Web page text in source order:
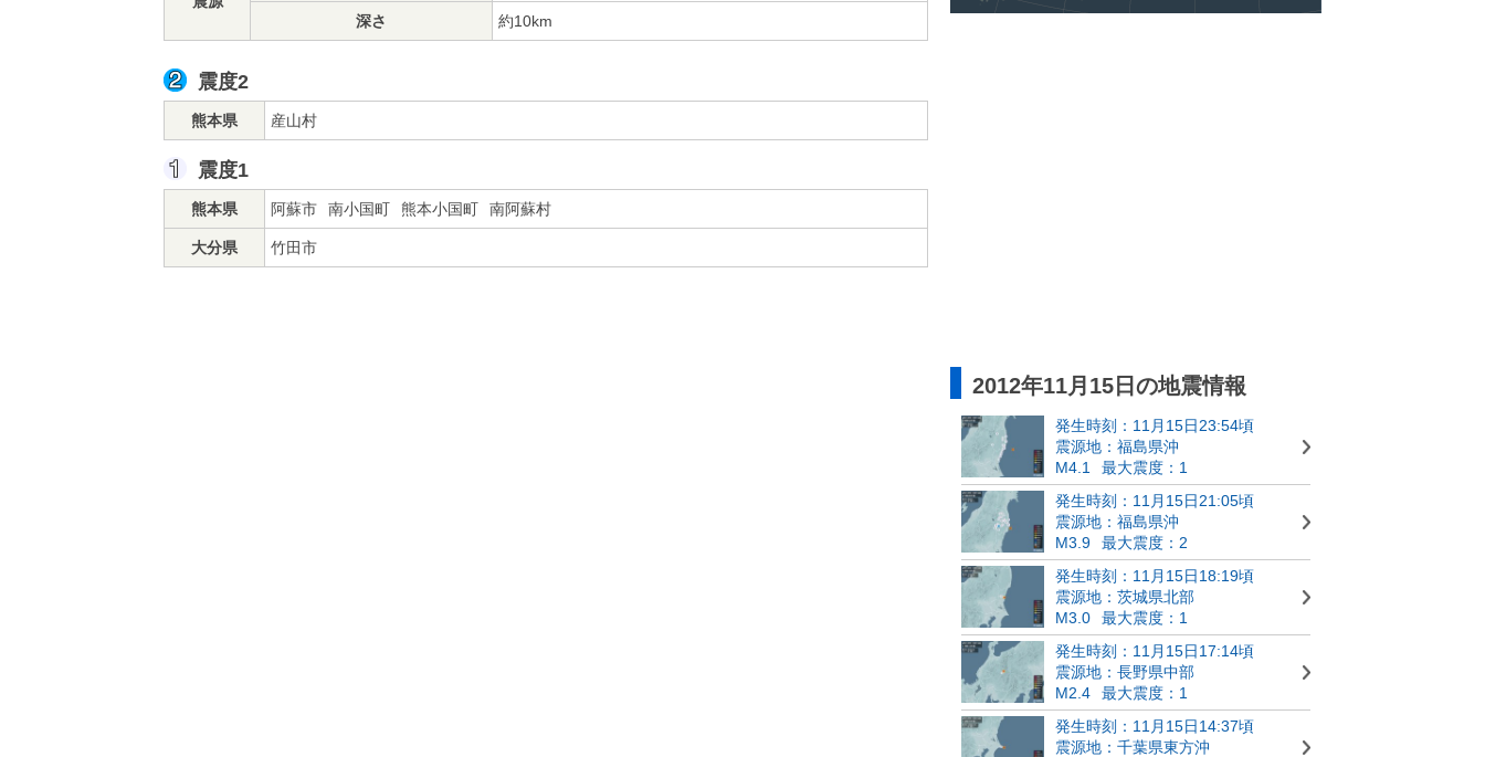
深さ
約10km
震度2
熊本県 産山村
震度1
熊本県 阿蘇市 南小国町 熊本小国町 南阿蘇村
大分県 竹田市
2012年11月15日の地震情報
発生時刻：11月15日23:54頃
震源地：福島県沖
M4.1
最大震度：1
発生時刻：11月15日21:05頃
震源地：福島県沖
M3.9
最大震度：2
発生時刻：11月15日18:19頃
震源地：茨城県北部
M3.0
最大震度：1
発生時刻：11月15日17:14頃
震源地：長野県中部
M2.4
最大震度：1
発生時刻：11月15日14:37頃
震源地：千葉県東方沖